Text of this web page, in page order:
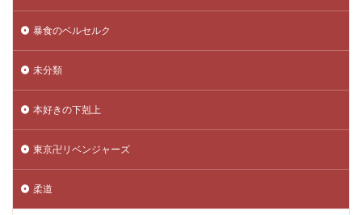
暴食のベルセルク
未分類
本好きの下剋上
東京卍リベンジャーズ
柔道